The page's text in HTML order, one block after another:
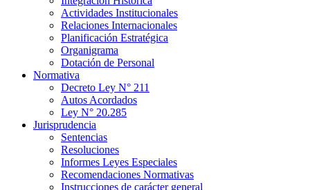
Actividades Institucionales
Relaciones Internacionales
Planificación Estratégica
Organigrama
Dotación de Personal
Normativa
Decreto Ley N° 211
Autos Acordados
Ley N° 20.285
Jurisprudencia
Sentencias
Resoluciones
Informes Leyes Especiales
Recomendaciones Normativas
Instrucciones de carácter general